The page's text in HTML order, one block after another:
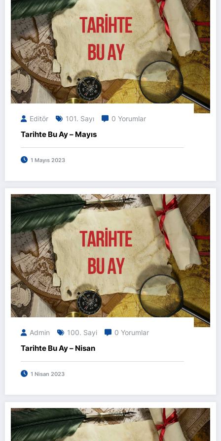
Editör 101. Sayı 0 Yorumlar
Tarihte Bu Ay – Mayıs
1 Mayıs 2023
Admin 100. Sayi 0 Yorumlar
Tarihte Bu Ay – Nisan
1 Nisan 2023